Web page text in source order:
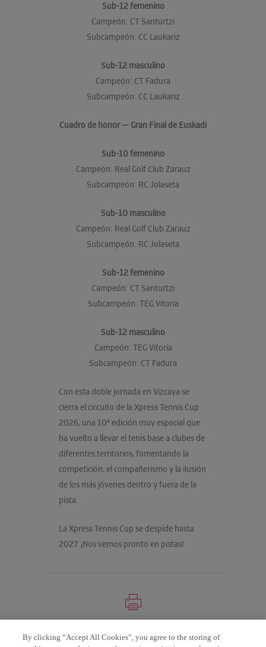
Sub-12 femenino
Campeón: CT Santurtzi
Subcampeón: CC Laukariz
Sub-12 masculino
Campeón: CT Fadura
Subcampeón: CC Laukariz
Cuadro de honor — Gran Final de Euskadi
Sub-10 femenino
Campeón: Real Golf Club Zarauz
Subcampeón: RC Jolaseta
Sub-10 masculino
Campeón: Real Golf Club Zarauz
Subcampeón: RC Jolaseta
Sub-12 femenino
Campeón: CT Santurtzi
Subcampeón: TEG Vitoria
Sub-12 masculino
Campeón: TEG Vitoria
Subcampeón: CT Fadura
Con esta doble jornada en Vizcaya se
cierra el circuito de la Xpress Tennis Cup
2026, una 10ª edición muy especial que
ha vuelto a llevar el tenis base a clubes de
diferentes territorios, fomentando la
competición, el compañerismo y la ilusión
de los más jóvenes dentro y fuera de la
pista.
La Xpress Tennis Cup se despide hasta
2027. ¡Nos vemos pronto en pistas!
By clicking “Accept All Cookies”, you agree to the storing of